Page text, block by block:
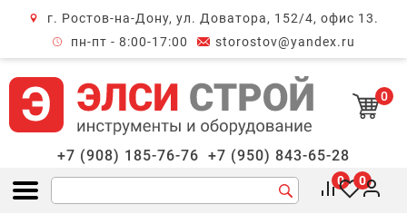
г. Ростов-на-Дону, ул. Доватора, 152/4, офис 13.
пн-пт - 8:00-17:00
storostov@yandex.ru
0
+7 (908) 185-76-76 +7 (950) 843-65-28
Открыть меню
0 0